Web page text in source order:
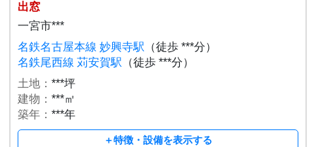
出窓
一宮市***
名鉄名古屋本線 妙興寺駅 （徒歩 ***分）
名鉄尾西線 苅安賀駅 （徒歩 ***分）
土地：***坪
建物：***㎡
築年：***年
＋特徴・設備を表示する